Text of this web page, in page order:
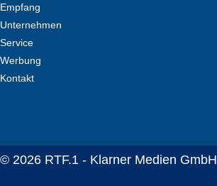
© 2026 RTF.1 - Klarner Medien GmbH
Empfang
Unternehmen
Service
Werbung
Kontakt